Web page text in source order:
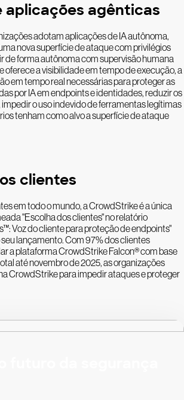
aplicações agênticas
adotam aplicações de IA autônoma,
nova superfície de ataque com privilégios
de forma autônoma com supervisão humana
oferece a visibilidade em tempo de execução, a
em tempo real necessárias para proteger as
por IA em endpoints e identidades, reduzir os
impedir o uso indevido de ferramentas legítimas
tenham como alvo a superfície de ataque
clientes
em todo o mundo, a CrowdStrike é a única
"Escolha dos clientes" no relatório
Voz do cliente para proteção de endpoints"
lançamento. Com 97% dos clientes
a plataforma CrowdStrike Falcon® com base
até novembro de 2025, as organizações
CrowdStrike para impedir ataques e proteger